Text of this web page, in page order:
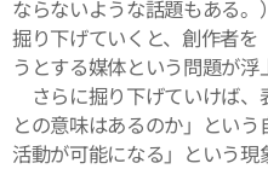
ならないような話題もある
掘り下げていくと、創作者
うとする媒体という問題が浮
さらに掘り下げていけば、
との意味はあるのか」とい
活動が可能になる」という現